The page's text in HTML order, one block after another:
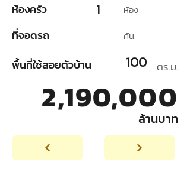
ห้องครัว
ที่จอดรถ
1
ห้อง
คัน
พื้นที่ใช้สอยตัวบ้าน 100 ตร.ม.
2,190,000
ล้านบาท